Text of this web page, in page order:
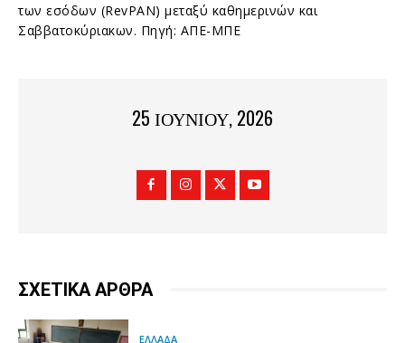
των εσόδων (RevPAN) μεταξύ καθημερινών και
Σαββατοκύριακων. Πηγή: ΑΠΕ-ΜΠΕ
25 ΙΟΥΝΊΟΥ, 2026
ΣΧΕΤΙΚΑ ΑΡΘΡΑ
ΕΛΛΑΔΑ